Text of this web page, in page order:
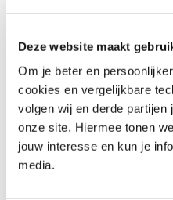
Deze website maakt
Om je beter en
cookies en vergelijkbare
volgen wij en derde partijen
onze site. Hiermee tonen
jouw interesse en kun je
media.
Telefoonnummer *
Vraag en/of opmerking